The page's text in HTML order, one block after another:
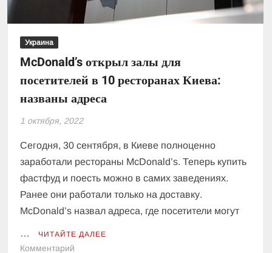
Украина
McDonald’s открыл залы для
посетителей в 10 ресторанах Киева:
названы адреса
1 октября, 2022
Сегодня, 30 сентября, в Киеве полноценно
заработали рестораны McDonald’s. Теперь купить
фастфуд и поесть можно в самих заведениях.
Ранее они работали только на доставку.
McDonald’s назвал адреса, где посетители могут
… ЧИТАЙТЕ ДАЛЕЕ
Комментарий